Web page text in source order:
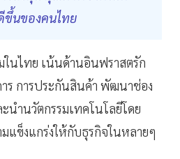
ขึ้นของคนไทย
ในไทย เน้นด้านอินฟราสตรัก
าร การประกันสินค้า พัฒนาช่อง
นำนวัตกรรมเทคโนโลยีโดย
มแข็งแกร่งให้กับธุรกิจในหลายๆ